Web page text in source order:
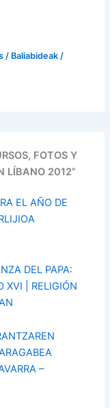
/ Baliabideak /
FOTOS Y
LÍBANO 2012”
EL AÑO DE
DEL PAPA:
XVI | RELIGIÓN
–